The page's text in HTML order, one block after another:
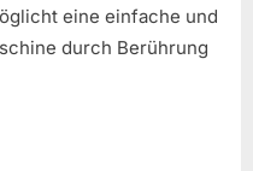
eine einfache und
durch Berührung